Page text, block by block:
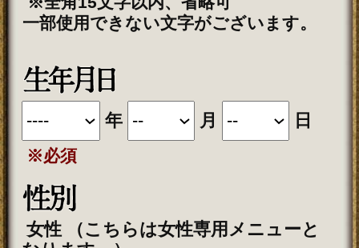
「一部無料で鑑定する」をタップする
と、鑑定結果の一部を無料でご覧になれ
こちらのメニューはうらなえる本格占
い会員割引対象メニューです。
会員価格 /1回
会員以外の方のご利用には通常価格
1,650円(税込)
※ご購入時にうらなえる本格占い会員の
IDでログイン済みの場合に、会員価格が
適用されます。